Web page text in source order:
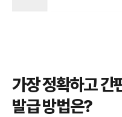
가장 정확하고 간
발급 방법은?